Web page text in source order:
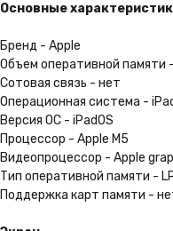
Основные
Бренд - Apple
Объем оперативной памяти
Сотовая связь - нет
Операционная система -
Версия ОС - iPadOS
Процессор - Apple M5
Видеопроцессор - Apple
Тип оперативной памяти -
Поддержка карт памяти -
Профессиональные
консультанты
Наши специалисты помогут
подобрать устройство
и расскажут Вам про него
Присоединиться